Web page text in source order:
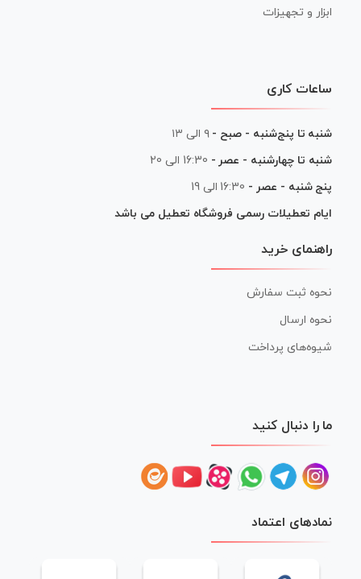
ابزار و تجهیزات
ساعات کاری
شنبه تا پنج‌شنبه - صبح - ۹ الی ۱۳
شنبه تا چهارشنبه - عصر - 16:30 الی 20
پنج شنبه - عصر - 16:30 الی 19
ایام تعطیلات رسمی فروشگاه تعطیل می باشد
راهنمای خرید
نحوه ثبت سفارش
نحوه ارسال
شیوه‌های پرداخت
ما را دنبال کنید
نمادهای اعتماد